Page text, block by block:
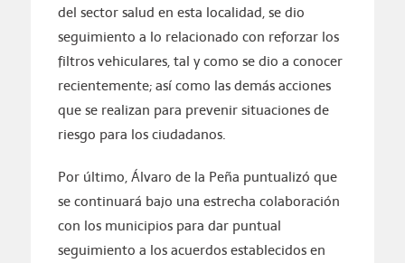
del sector salud en esta localidad, se dio
seguimiento a lo relacionado con reforzar los
filtros vehiculares, tal y como se dio a conocer
recientemente; así como las demás acciones
que se realizan para prevenir situaciones de
riesgo para los ciudadanos.
Por último, Álvaro de la Peña puntualizó que
se continuará bajo una estrecha colaboración
con los municipios para dar puntual
seguimiento a los acuerdos establecidos en